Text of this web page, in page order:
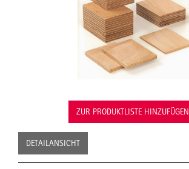
ZUR PRODUKTLISTE HINZUFÜGEN
DETAILANSICHT